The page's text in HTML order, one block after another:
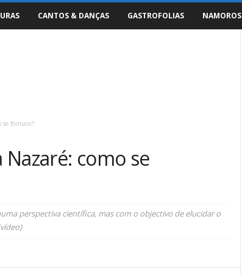
CANTOS & DANÇAS GASTROFOLIAS NAMOROS
formam?
como se
perspectiva científica, mas com o objectivo de elucidar o